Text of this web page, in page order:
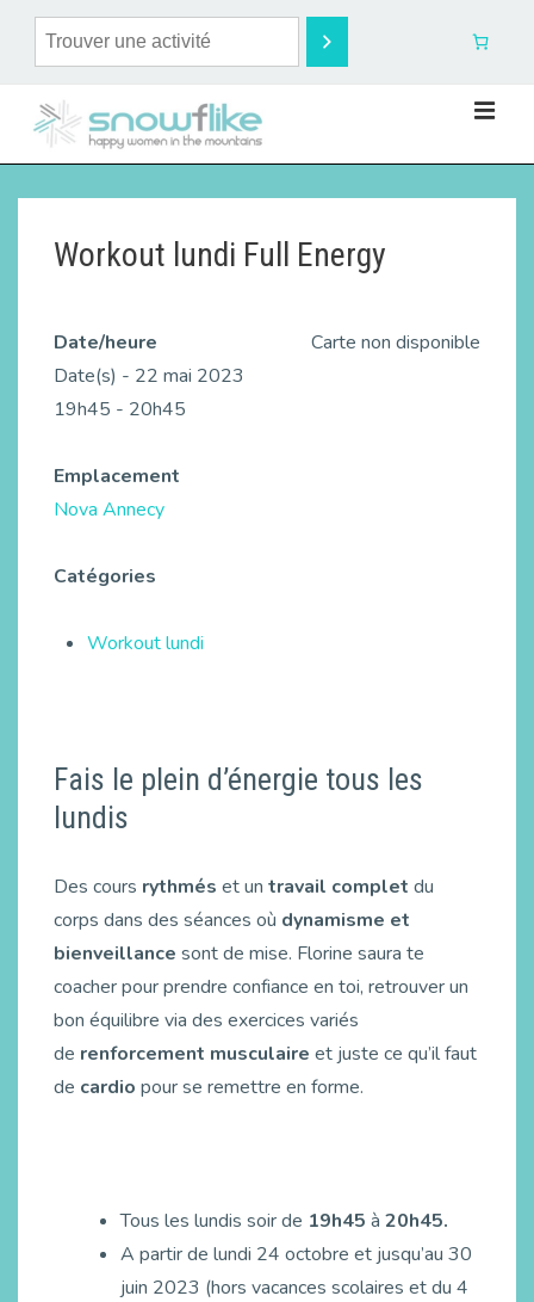
Workout lundi Full Energy
Carte non disponible
Date/heure
Date(s) - 22 mai 2023
19h45 - 20h45
Emplacement
Nova Annecy
Catégories
Workout lundi
Fais le plein d’énergie tous les
lundis
Des cours rythmés et un travail complet du
corps dans des séances où dynamisme et
bienveillance sont de mise. Florine saura te
coacher pour prendre confiance en toi, retrouver un
bon équilibre via des exercices variés
de renforcement musculaire et juste ce qu’il faut
de cardio pour se remettre en forme.
Tous les lundis soir de 19h45 à 20h45.
A partir de lundi 24 octobre et jusqu’au 30
juin 2023 (hors vacances scolaires et du 4